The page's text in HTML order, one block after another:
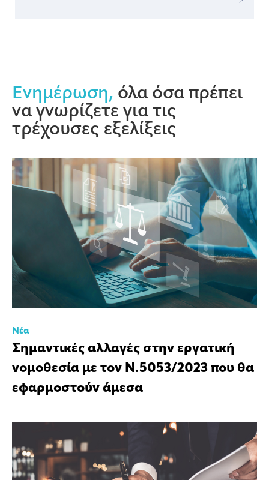
Ενημέρωση, όλα όσα πρέπει
να γνωρίζετε για τις
τρέχουσες εξελίξεις
Νέα
Σημαντικές αλλαγές στην εργατική
νομοθεσία με τον Ν.5053/2023 που θα
εφαρμοστούν άμεσα